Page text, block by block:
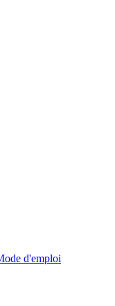
d'emploi